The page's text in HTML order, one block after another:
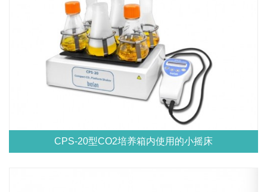
CPS-20型CO2培养箱内使用的小摇床